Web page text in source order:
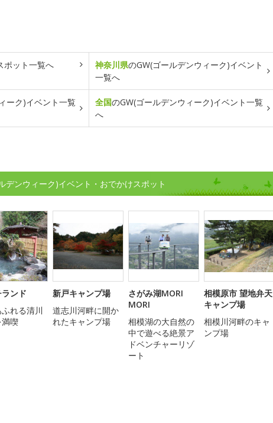
ポット一覧へ 神奈川県のGW(ゴールデンウィーク)イベント
一覧へ
ーク)イベント一覧
全国のGW(ゴールデンウィーク)イベント一覧
へ
デンウィーク)イベント・おでかけスポット
ランド
れる清川
喫
新戸キャンプ場
道志川河畔に開か
れたキャンプ場
さがみ湖MORI
MORI
相模湖の大自然の
中で遊べる絶景ア
ドベンチャーリゾ
ート
相模原市 望地弁天
キャンプ場
相模川河畔のキャ
ンプ場